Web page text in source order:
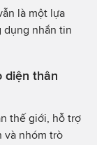
là một lựa
dụng nhắn tin
diện thân
thế giới, hỗ trợ
và nhóm trò